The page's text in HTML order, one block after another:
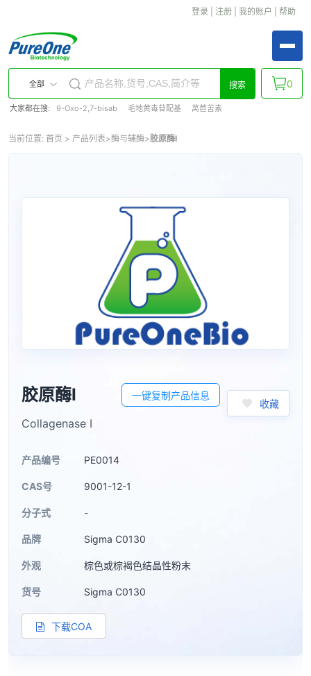
登录 注册 我的账户 帮助
全部 搜索
大家都在搜: 9-Oxo-2,7-bisab 毛地黄毒苷配基 莴苣苦素
0
当前位置: 首页 > 产品列表>酶与辅酶>胶原酶I
胶原酶I 一键复制产品信息
收藏
Collagenase I
产品编号 PE0014
CAS号 9001-12-1
分子式 -
品牌 Sigma C0130
外观 棕色或棕褐色结晶性粉末
货号 Sigma C0130
下载COA